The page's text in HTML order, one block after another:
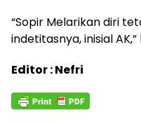
“Sopir Melarikan diri
indetitasnya, inisial
Editor : Nefri